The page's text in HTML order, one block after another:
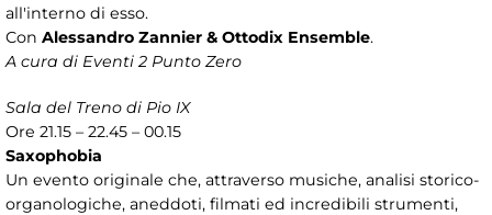
all'interno di esso.
Con Alessandro Zannier & Ottodix Ensemble.
A cura di Eventi 2 Punto Zero
Sala del Treno di Pio IX
Ore 21.15 – 22.45 – 00.15
Saxophobia
Un evento originale che, attraverso musiche, analisi storico-
organologiche, aneddoti, filmati ed incredibili strumenti,